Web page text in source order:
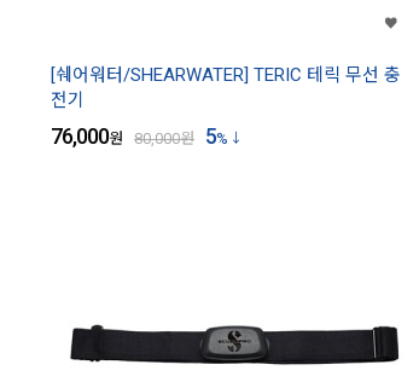
[쉐어워터/SHEARWATER] TERIC 테릭 무선 충
전기
76,000원 80,000원 5%